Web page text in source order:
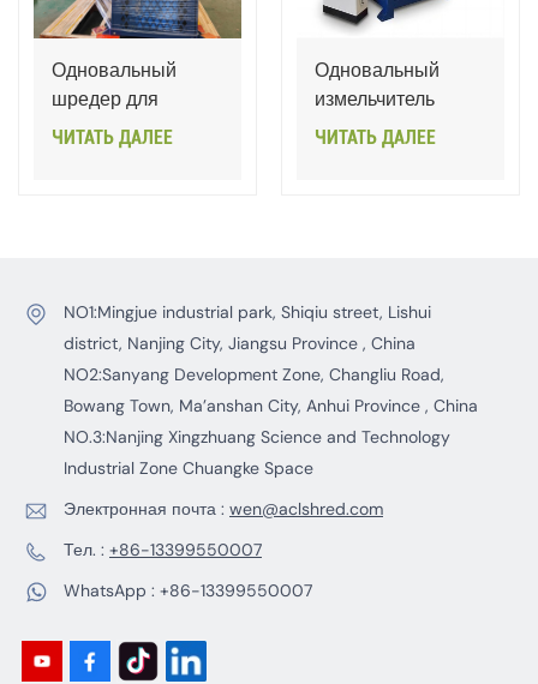
Одновальный
шредер для
отходов шин/
древесины/
ЧИТАТЬ ДАЛЕЕ
Одновальный
измельчитель
древесных
отходов
ЧИТАТЬ ДАЛЕЕ
NO1:Mingjue industrial park, Shiqiu street, Lishui
district, Nanjing City, Jiangsu Province , China
NO2:Sanyang Development Zone, Changliu Road,
Bowang Town, Ma’anshan City, Anhui Province , China
NO.3:Nanjing Xingzhuang Science and Technology
Industrial Zone Chuangke Space
Электронная почта : wen@aclshred.com
Тел. : +86-13399550007
WhatsApp : +86-13399550007